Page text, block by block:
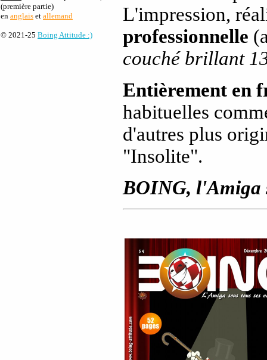
(première partie)
en anglais et allemand
© 2021-25 Boing Attitude :)
L'impression,
professionnelle
couché brillant
Entièrement en
habituelles
d'autres plus
"Insolite".
BOING, l'Amiga